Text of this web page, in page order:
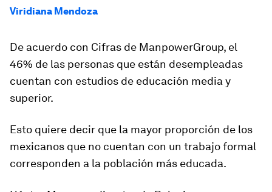
Viridiana Mendoza
De acuerdo con Cifras de ManpowerGroup, el
46% de las personas que están desempleadas
cuentan con estudios de educación media y
superior.
Esto quiere decir que la mayor proporción de los
mexicanos que no cuentan con un trabajo formal
corresponden a la población más educada.